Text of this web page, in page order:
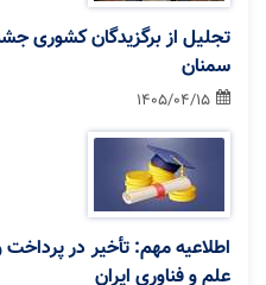
تجلیل از برگزیدگان کشوری
سمنان
1405/04/15
اطلاعیه مهم: تأخیر در پرداخت
علم و فناوری ایران